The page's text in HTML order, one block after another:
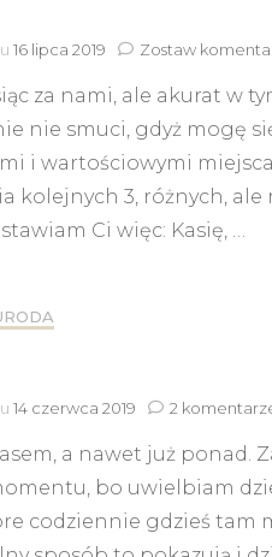
16 lipca 2019 Zostaw
za nami, ale akurat w
nie smuci, gdyż mogę
i wartościowymi
kolejnych 3, różnych, ale
Ci więc: Kasię, …
14 czerwca 2019 2
a nawet już ponad.
bo uwielbiam
codziennie gdzieś tam